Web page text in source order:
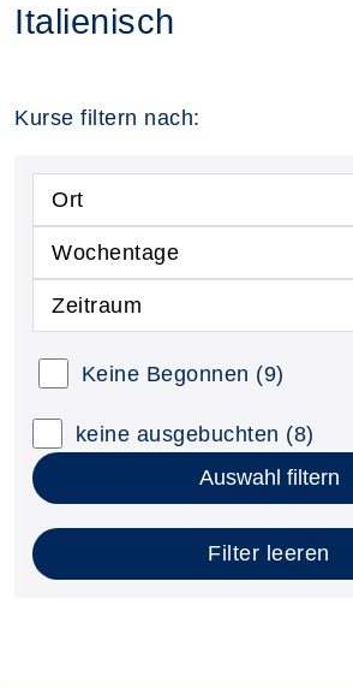
Italienisch
Kurse filtern nach:
Ort
Wochentage
Zeitraum
Keine Begonnen (9)
keine ausgebuchten (8)
Auswahl filtern
Filter leeren